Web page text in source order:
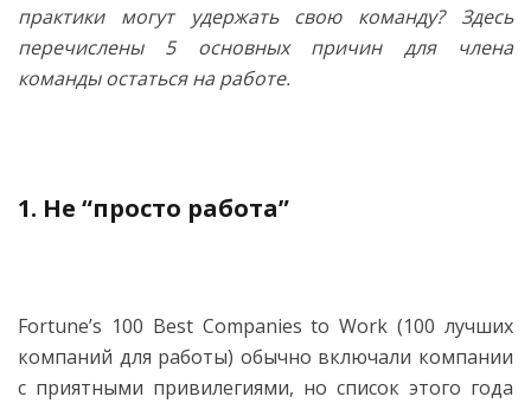
практики могут удержать свою команду? Здесь
перечислены 5 основных причин для члена
команды остаться на работе.
1. Не “просто работа”
Fortune’s 100 Best Companies to Work (100 лучших
компаний для работы) обычно включали компании
с приятными привилегиями, но список этого года